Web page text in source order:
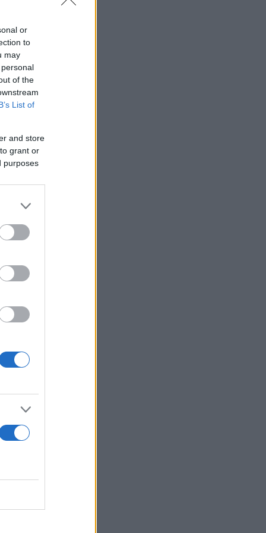
or
to
may
of the
List of
and store
grant or
purposes